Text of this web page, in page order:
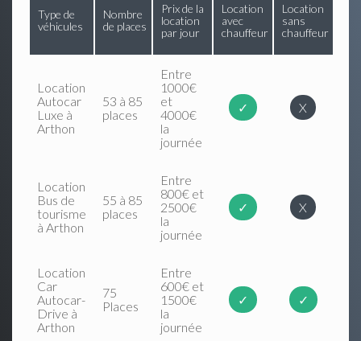
Type de
véhicules
Nombre
de places
Prix de la
location
par jour
Location
avec
chauffeur
Location
sans
chauffeur
Location
Autocar
Luxe à
Arthon
53 à 85
places
Entre
1000€
et
4000€
la
journée
✓ X
Location
Bus de
tourisme
à Arthon
55 à 85
places
Entre
800€ et
2500€
la
journée
✓ X
Location
Car
Autocar-
Drive à
Arthon
75
Places
Entre
600€ et
1500€
la
journée
✓ ✓